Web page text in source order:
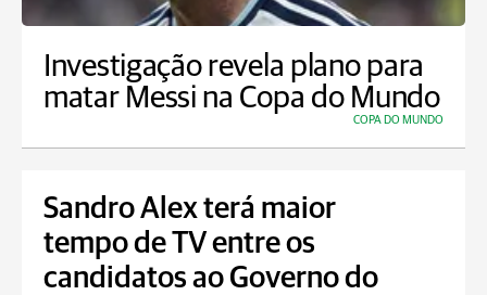
Investigação revela plano para
matar Messi na Copa do Mundo
COPA DO MUNDO
Sandro Alex terá maior
tempo de TV entre os
candidatos ao Governo do